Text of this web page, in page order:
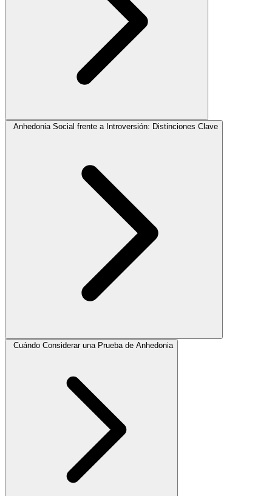
Anhedonia Social frente a Introversión: Distinciones Clave
Cuándo Considerar una Prueba de Anhedonia